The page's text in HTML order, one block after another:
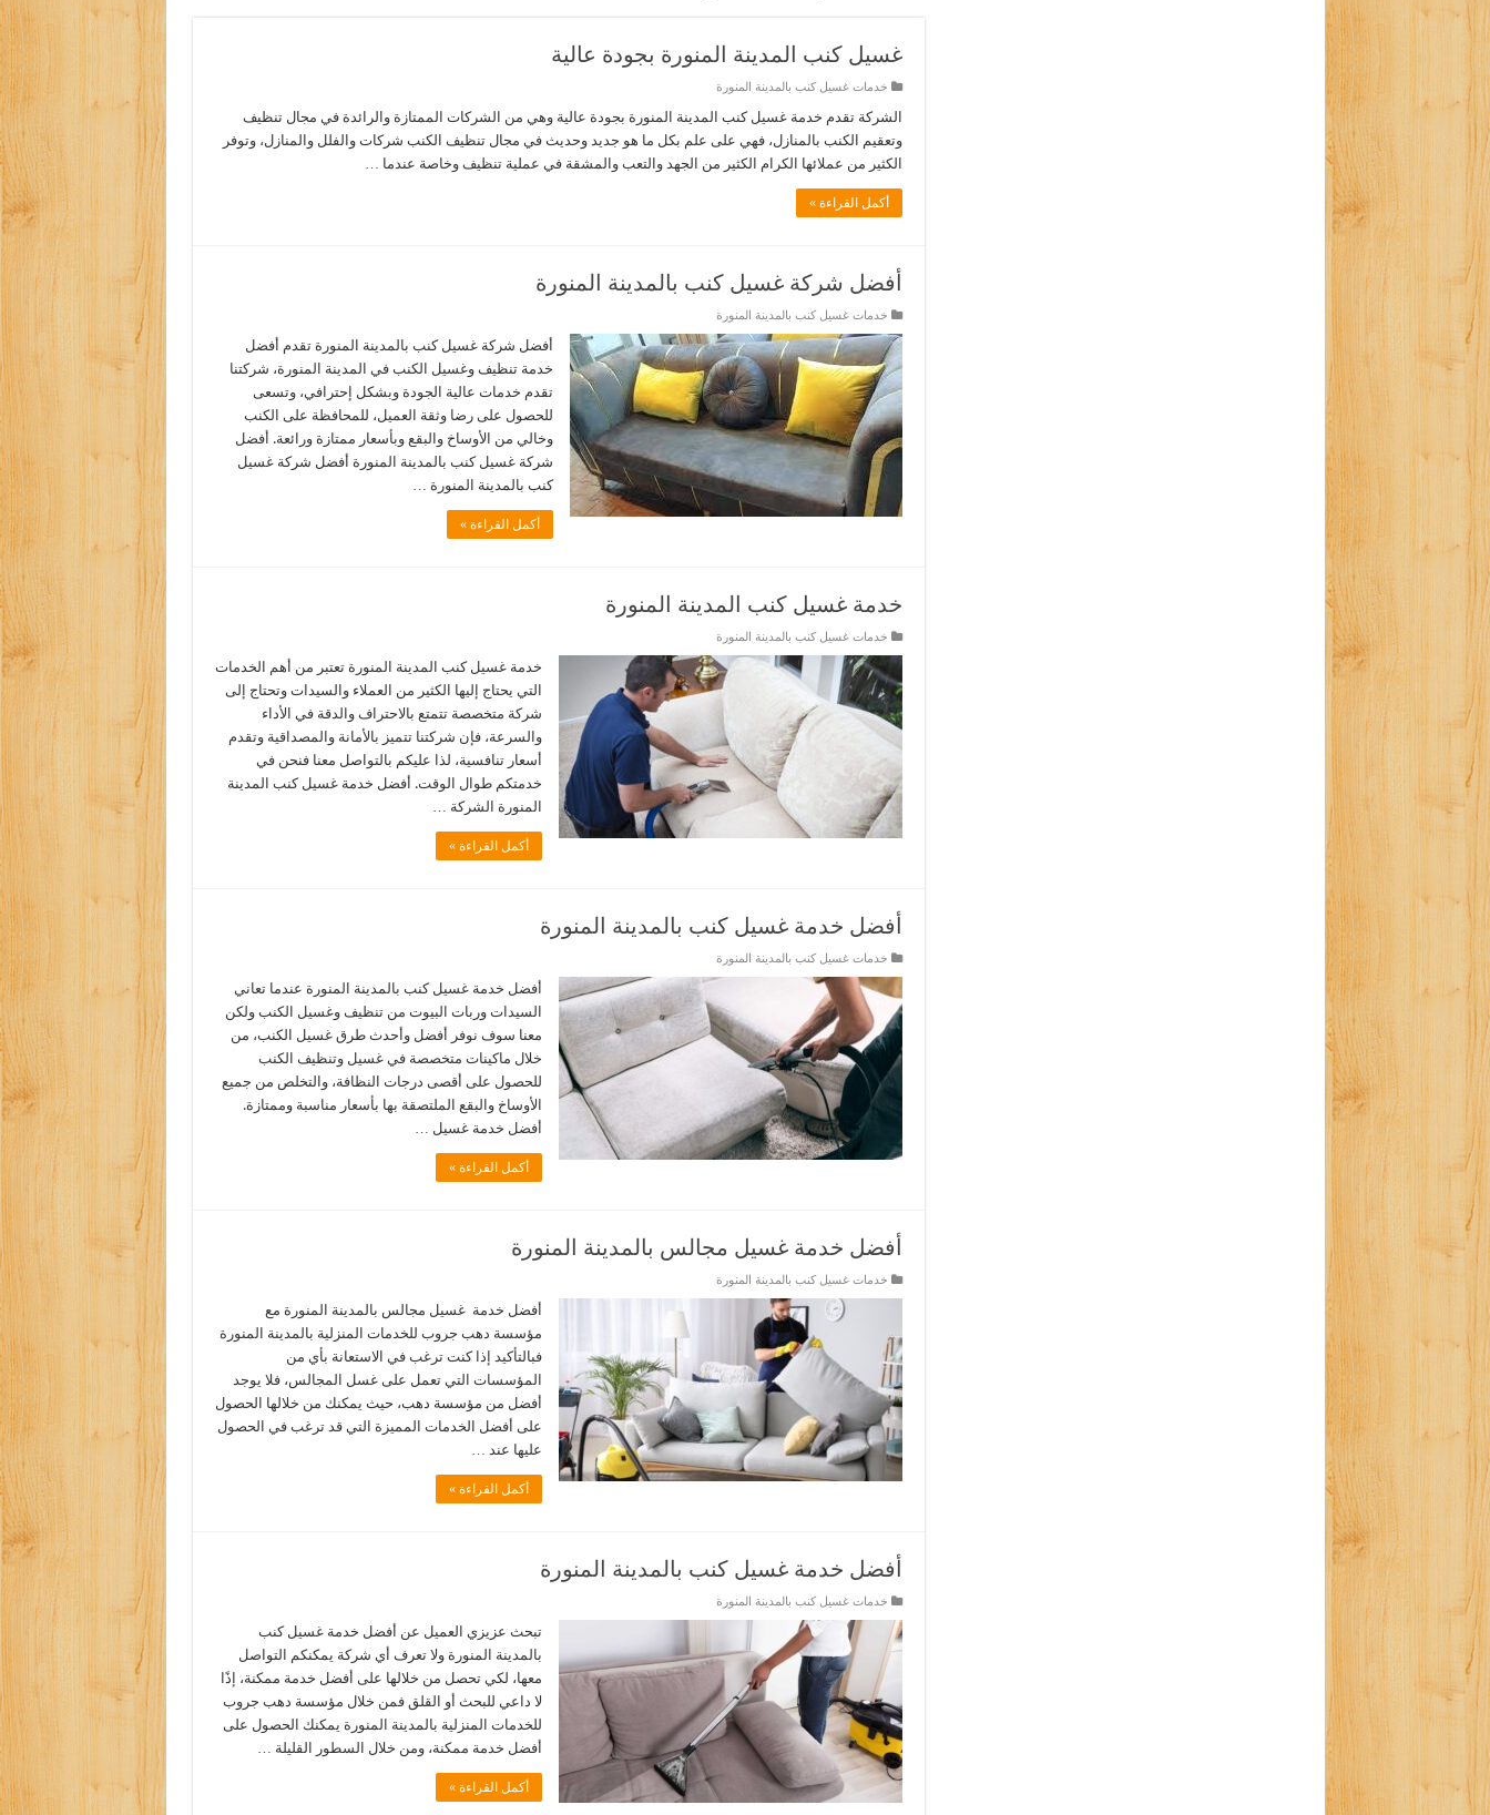
غسيل كنب المدينة المنورة بجودة عالية
خدمات غسيل كنب بالمدينة المنورة
الشركة تقدم خدمة غسيل كنب المدينة المنورة بجودة عالية وهي من الشركات الممتازة والرائدة في مجال تنظيف
وتعقيم الكنب بالمنازل، فهي على علم بكل ما هو جديد وحديث في مجال تنظيف الكنب شركات والفلل والمنازل، وتوفر
الكثير من عملائها الكرام الكثير من الجهد والتعب والمشقة في عملية تنظيف وخاصة عندما …
أكمل القراءة »
أفضل شركة غسيل كنب بالمدينة المنورة
خدمات غسيل كنب بالمدينة المنورة
أفضل شركة غسيل كنب بالمدينة المنورة تقدم أفضل
خدمة تنظيف وغسيل الكنب في المدينة المنورة، شركتنا
تقدم خدمات عالية الجودة وبشكل إحترافي، وتسعى
للحصول على رضا وثقة العميل، للمحافظة على الكنب
وخالي من الأوساخ والبقع وبأسعار ممتازة ورائعة. أفضل
شركة غسيل كنب بالمدينة المنورة أفضل شركة غسيل
كنب بالمدينة المنورة …
أكمل القراءة »
خدمة غسيل كنب المدينة المنورة
خدمات غسيل كنب بالمدينة المنورة
خدمة غسيل كنب المدينة المنورة تعتبر من أهم الخدمات
التي يحتاج إليها الكثير من العملاء والسيدات وتحتاج إلى
شركة متخصصة تتمتع بالاحتراف والدقة في الأداء
والسرعة، فإن شركتنا تتميز بالأمانة والمصداقية وتقدم
أسعار تنافسية، لذا عليكم بالتواصل معنا فنحن في
خدمتكم طوال الوقت. أفضل خدمة غسيل كنب المدينة
المنورة الشركة …
أكمل القراءة »
أفضل خدمة غسيل كنب بالمدينة المنورة
خدمات غسيل كنب بالمدينة المنورة
أفضل خدمة غسيل كنب بالمدينة المنورة عندما تعاني
السيدات وربات البيوت من تنظيف وغسيل الكنب ولكن
معنا سوف نوفر أفضل وأحدث طرق غسيل الكنب، من
خلال ماكينات متخصصة في غسيل وتنظيف الكنب
للحصول على أقصى درجات النظافة، والتخلص من جميع
الأوساخ والبقع الملتصقة بها بأسعار مناسبة وممتازة.
أفضل خدمة غسيل …
أكمل القراءة »
أفضل خدمة غسيل مجالس بالمدينة المنورة
خدمات غسيل كنب بالمدينة المنورة
أفضل خدمة غسيل مجالس بالمدينة المنورة مع
مؤسسة دهب جروب للخدمات المنزلية بالمدينة المنورة
فبالتأكيد إذا كنت ترغب في الاستعانة بأي من
المؤسسات التي تعمل على غسل المجالس، فلا يوجد
أفضل من مؤسسة دهب، حيث يمكنك من خلالها الحصول
على أفضل الخدمات المميزة التي قد ترغب في الحصول
عليها عند …
أكمل القراءة »
أفضل خدمة غسيل كنب بالمدينة المنورة
خدمات غسيل كنب بالمدينة المنورة
تبحث عزيزي العميل عن أفضل خدمة غسيل كنب
بالمدينة المنورة ولا تعرف أي شركة يمكنكم التواصل
معها، لكي تحصل من خلالها على أفضل خدمة ممكنة، إذًا
لا داعي للبحث أو القلق فمن خلال مؤسسة دهب جروب
للخدمات المنزلية بالمدينة المنورة يمكنك الحصول على
أفضل خدمة ممكنة، ومن خلال السطور القليلة …
أكمل القراءة »